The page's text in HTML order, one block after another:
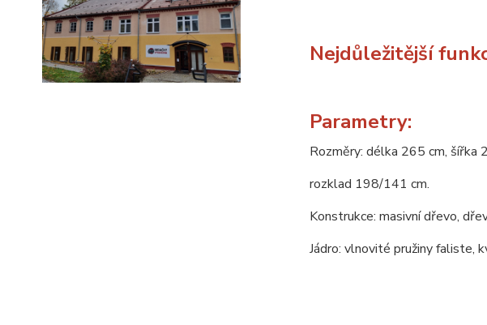
Nejdůležitější
Parametry:
Rozměry: délka 265 cm, šířka
rozklad 198/141 cm.
Konstrukce: masivní dřevo,
Jádro: vlnovité pružiny faliste,